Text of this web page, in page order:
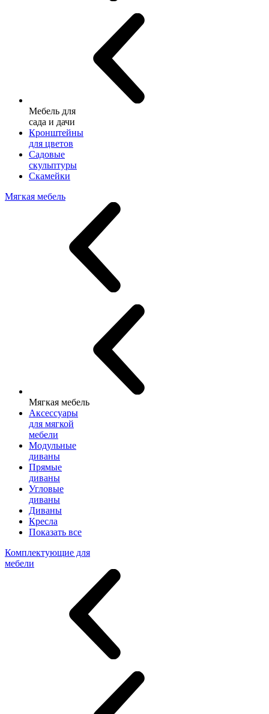
Мебель для
сада и дачи
Кронштейны
для цветов
Садовые
скульптуры
Скамейки
Мягкая мебель
Мягкая мебель
Аксессуары
для мягкой
мебели
Модульные
диваны
Прямые
диваны
Угловые
диваны
Диваны
Кресла
Показать все
Комплектующие для
мебели